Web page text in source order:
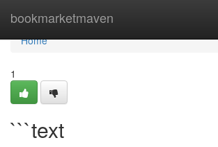
bookmarketmaven
Home
Home
1
```text